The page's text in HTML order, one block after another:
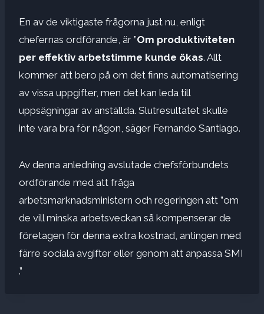
En av de viktigaste frågorna just nu, enligt
chefernas ordförande, är ”Om produktiviteten
per effektiv arbetstimme kunde ökas. Allt
kommer att bero på om det finns automatisering
av vissa uppgifter, men det kan leda till
uppsägningar av anställda. Slutresultatet skulle
inte vara bra för någon, säger Fernando Santiago.
Av denna anledning avslutade chefsförbundets
ordförande med att fråga
arbetsmarknadsministern och regeringen att ”om
de vill minska arbetsveckan så kompenserar de
företagen för denna extra kostnad, antingen med
färre sociala avgifter eller genom att anpassa SMI
.”